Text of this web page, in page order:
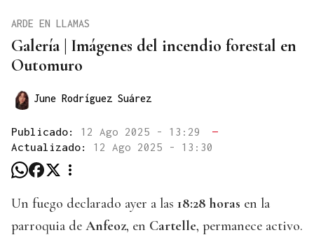
Galería | Imágenes del incendio forestal en
Outomuro
ARDE EN LLAMAS
June Rodríguez Suárez
Publicado: 12 Ago 2025 - 13:29
—
Actualizado: 12 Ago 2025 - 13:30
Un fuego declarado ayer a las 18:28 horas en la
parroquia de Anfeoz, en Cartelle, permanece activo.